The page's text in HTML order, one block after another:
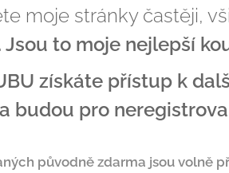
moje stránky častěji,
to moje nejlepší
získáte přístup k
budou pro
původně zdarma jsou volně